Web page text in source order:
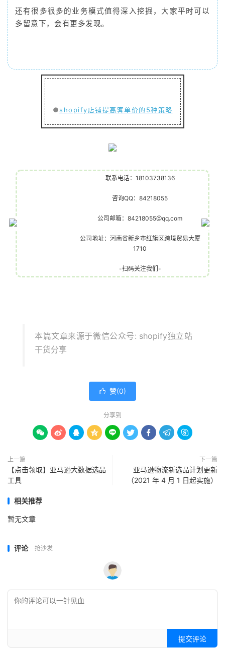
还有很多很多的业务模式值得深入挖掘，大家平时可以
多留意下，会有更多发现。
●shopify店铺提高客单价的5种策略
联系电话：18103738136
咨询QQ：84218055
公司邮箱：84218055@qq.com
公司地址：河南省新乡市红旗区跨境贸易大厦
1710
-扫码关注我们-
本篇文章来源于微信公众号: shopify独立站
干货分享
 赞(0)
分享到
        
上一篇
【点击领取】亚马逊大数据选品
工具
下一篇
亚马逊物流新选品计划更新
（2021 年 4 月 1 日起实施）
相关推荐
暂无文章
评论 抢沙发
提交评论